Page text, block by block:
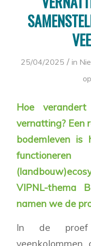
25/04/2025 / in
Hoe
vernatting? Een
bodemleven is
VIPNL-thema
namen we de
In de
veenkolommen